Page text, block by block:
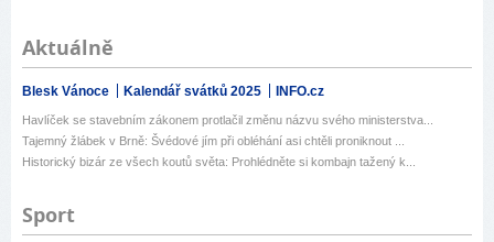
Aktuálně
Blesk Vánoce Kalendář svátků 2025 INFO.cz
Havlíček se stavebním zákonem protlačil změnu názvu svého ministerstva...
Tajemný žlábek v Brně: Švédové jím při obléhání asi chtěli proniknout ...
Historický bizár ze všech koutů světa: Prohlédněte si kombajn tažený k...
Sport